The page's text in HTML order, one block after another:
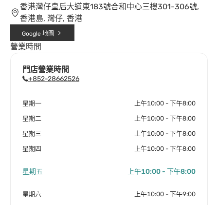
香港灣仔皇后大道東183號合和中心三樓301-306號,
香港島, 灣仔, 香港
Google 地圖
營業時間
門店營業時間
+852-28662526
星期一 上午10:00 - 下午8:00
星期二 上午10:00 - 下午8:00
星期三 上午10:00 - 下午8:00
星期四 上午10:00 - 下午8:00
星期五 上午10:00 - 下午8:00
星期六 上午10:00 - 下午9:00